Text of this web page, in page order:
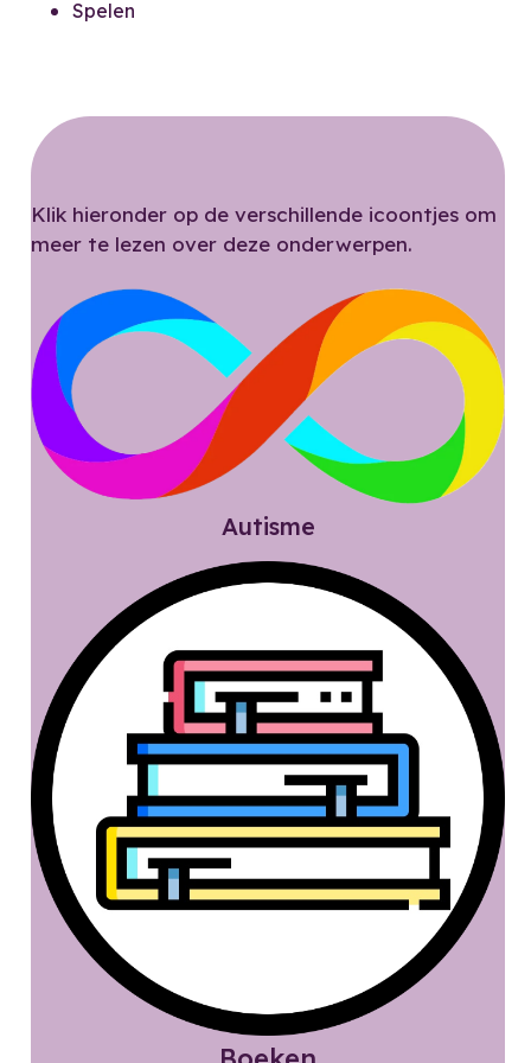
Spelen
Klik hieronder op de verschillende icoontjes om
meer te lezen over deze onderwerpen.
Autisme